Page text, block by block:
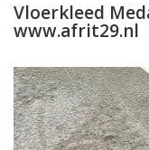
Vloerkleed
www.afrit29.nl